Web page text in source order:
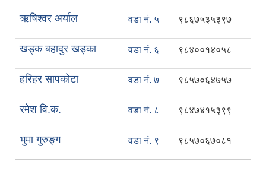
ऋषिश्वर अर्याल वडा नं. ५ ९८६७५३५३९७
खड्क बहादुर खड्का वडा नं. ६ ९८४००१४०५८
हरिहर सापकोटा वडा नं. ७ ९८५७०६४७५७
रमेश वि.क. वडा नं. ८ ९८४७४१५३९९
भुमा गुरुङ्ग वडा नं. ९ ९८५७०६७०८१